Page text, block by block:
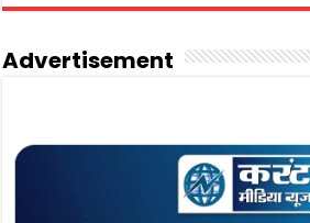
Advertisement